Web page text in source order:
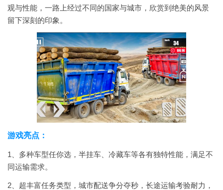
观与性能，一路上经过不同的国家与城市，欣赏到绝美的风景
留下深刻的印象。
游戏亮点：
1、多种车型任你选，半挂车、冷藏车等各有独特性能，满足不
同运输需求。
2、超丰富任务类型，城市配送争分夺秒，长途运输考验耐力，